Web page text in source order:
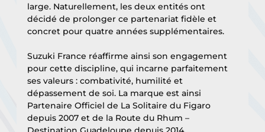
large. Naturellement, les deux entités ont
décidé de prolonger ce partenariat fidèle et
concret pour quatre années supplémentaires.
Suzuki France réaffirme ainsi son engagement
pour cette discipline, qui incarne parfaitement
ses valeurs : combativité, humilité et
dépassement de soi. La marque est ainsi
Partenaire Officiel de La Solitaire du Figaro
depuis 2007 et de la Route du Rhum –